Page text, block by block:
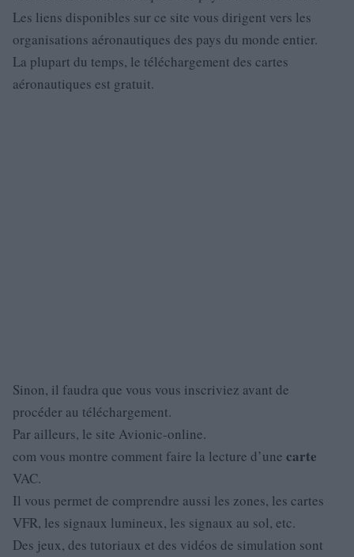
Les liens disponibles sur ce site vous dirigent vers les
organisations aéronautiques des pays du monde entier.
La plupart du temps, le téléchargement des cartes
aéronautiques est gratuit.
Sinon, il faudra que vous vous inscriviez avant de
procéder au téléchargement.
Par ailleurs, le site Avionic-online.
com vous montre comment faire la lecture d’une carte
VAC.
Il vous permet de comprendre aussi les zones, les cartes
VFR, les signaux lumineux, les signaux au sol, etc.
Des jeux, des tutoriaux et des vidéos de simulation sont